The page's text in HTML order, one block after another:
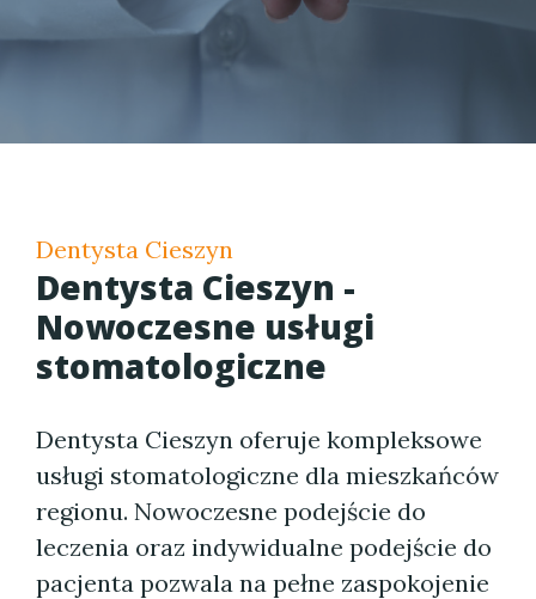
Dentysta Cieszyn
Dentysta Cieszyn -
Nowoczesne usługi
stomatologiczne
Dentysta Cieszyn oferuje kompleksowe
usługi stomatologiczne dla mieszkańców
regionu. Nowoczesne podejście do
leczenia oraz indywidualne podejście do
pacjenta pozwala na pełne zaspokojenie